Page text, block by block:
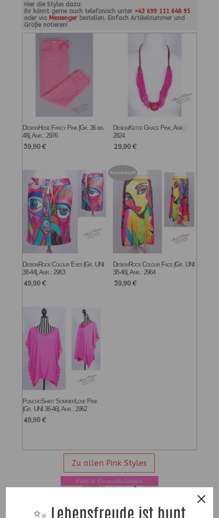
Hier die Styles dazu:
Ihr könnt gerne auch telefonisch unter +43 699 111 648 95
oder via Messengerbestellen. Einfach Artikelnummer und
Größe notieren!
DesignHose Fancy Pink |Gr. 36 bis
48|, Anr.: 2976
59,90€
DesignKette Grace Pink, Anr.:
2824
29,90€
DesignRock Colour Eyes |Gr. UNI
38-44|, Anr.: 2963
49,90€
Ausverkauft
DesignRock Colour Face |Gr. UNI
38-46|, Anr.: 2964
59,90€
PonchoShirt SommerLove Pink
|Gr. UNI 36-46|, Anr.: 2962
49,90€
Zu allen Pink Styles
✨ Lebensfreude ist bunt